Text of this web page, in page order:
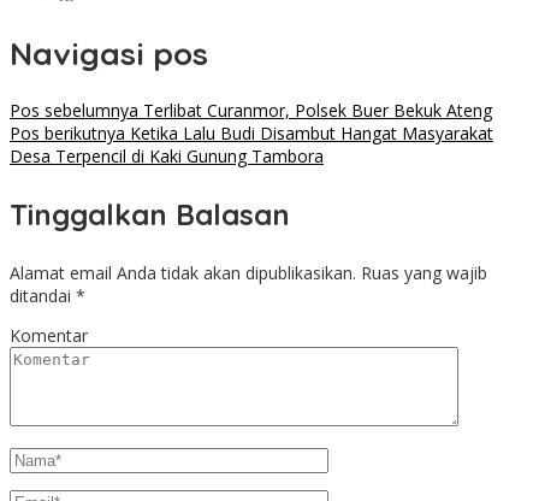
Navigasi pos
Pos sebelumnya Terlibat Curanmor, Polsek Buer Bekuk Ateng
Pos berikutnya Ketika Lalu Budi Disambut Hangat Masyarakat
Desa Terpencil di Kaki Gunung Tambora
Tinggalkan Balasan
Alamat email Anda tidak akan dipublikasikan. Ruas yang wajib
ditandai *
Komentar